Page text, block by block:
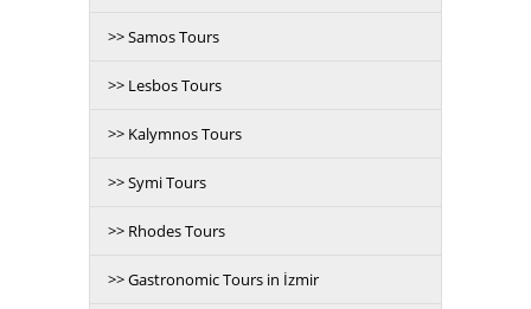
>> Samos Tours
>> Lesbos Tours
>> Kalymnos Tours
>> Symi Tours
>> Rhodes Tours
>> Gastronomic Tours in İzmir